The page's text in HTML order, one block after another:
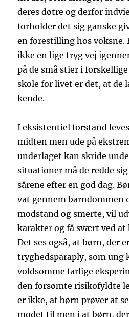
deres døtre og derfor
forholder det sig ganske
en forestilling hos voksne.
ikke en lige tryg vej
på de små stier i
skole for livet er det, at de
kende.
I eksistentiel forstand
midten men ude på
underlaget kan skride
situationer må de redde
sårene efter en god dag.
vat gennem barndommen
modstand og smerte, vil
karakter og få svært ved at
Det ses også, at børn, der
tryghedsparaply, som ung
voldsomme farlige
den forsømte risikofyldte
er ikke, at børn prøver at
modet til men i at børn,